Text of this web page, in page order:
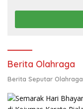
Berita Olahraga
Berita Seputar Olahraga